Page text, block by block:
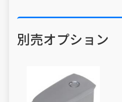
別売オプション